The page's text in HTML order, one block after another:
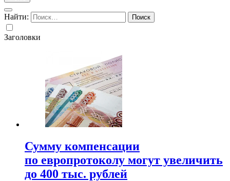
Найти:
Заголовки
Сумму компенсации
по европротоколу могут увеличить
до 400 тыс. рублей